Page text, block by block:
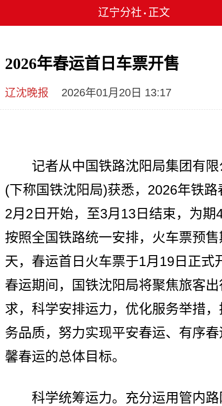
辽宁分社 • 正文
2026年春运首日车票开售
辽沈晚报 2026年01月20日 13:17
记者从中国铁路沈阳局集团有限
(下称国铁沈阳局)获悉，2026年铁路
2月2日开始，至3月13日结束，为期
按照全国铁路统一安排，火车票预
天，春运首日火车票于1月19日正式
春运期间，国铁沈阳局将聚焦旅客
求，科学安排运力，优化服务举措
务品质，努力实现平安春运、有序
馨春运的总体目标。
科学统筹运力。充分运用管内路